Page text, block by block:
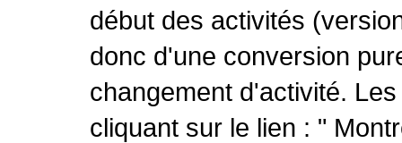
début des activités
donc d'une conversion
changement d'activité.
cliquant sur le lien : "